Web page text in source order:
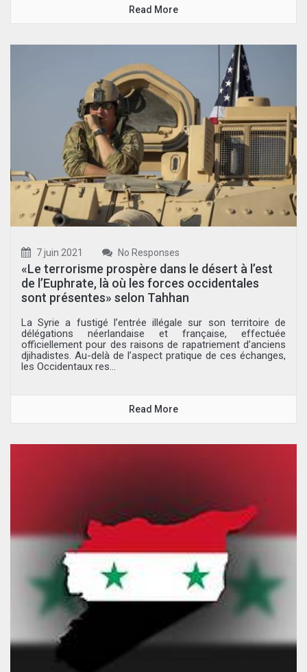
Read More
7 juin 2021 No Responses
«Le terrorisme prospère dans le désert à l’est
de l’Euphrate, là où les forces occidentales
sont présentes» selon Tahhan
La Syrie a fustigé l’entrée illégale sur son territoire de
délégations néerlandaise et française, effectuée
officiellement pour des raisons de rapatriement d’anciens
djihadistes. Au-delà de l’aspect pratique de ces échanges,
les Occidentaux res...
Read More